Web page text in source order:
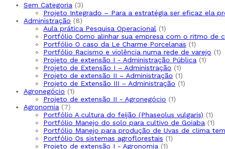
Sem Categoria
3
Projeto Integrado – Para a estratégia ser eficaz ela
Administração
8
Aula prática Pesquisa Operacional
1
Portfólio Como alinhar sua empresa com o ritmo de
Portfólio O caso da Le Charme Porcelanas
1
Portfólio Racismo e violência numa rede de varejo
1
Projeto de extensão I - Administração Pública
1
Projeto de Extensão I – Administração
1
Projeto de extensão II – Administração
1
Projeto de Extensão III – Administração
1
Agronegócio
1
Projeto de extensão II - Agronegócio
1
Agronomia
7
Portfólio A cultura do feijão (Phaseolus vulgaris)
1
Portfólio Manejo do solo para cultivo de Goiaba
1
Portfólio Manejo para produção de Uvas de clima
Portfólio Os sistemas agroflorestais
1
Projeto de extensão I - Agronomia
1